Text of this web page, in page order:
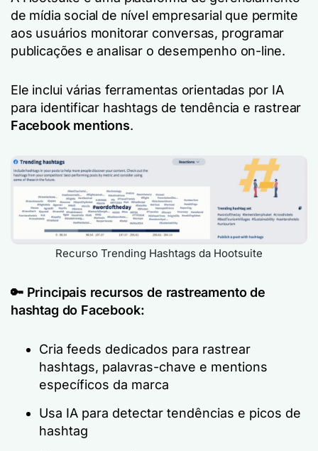
de mídia social de nível empresarial que permite
aos usuários monitorar conversas, programar
publicações e analisar o desempenho on-line.
Ele inclui várias ferramentas orientadas por IA
para identificar hashtags de tendência e rastrear
Facebook mentions.
Recurso Trending Hashtags da Hootsuite
🔑 Principais recursos de rastreamento de
hashtag do Facebook:
Cria feeds dedicados para rastrear
hashtags, palavras-chave e mentions
específicos da marca
Usa IA para detectar tendências e picos de
hashtag